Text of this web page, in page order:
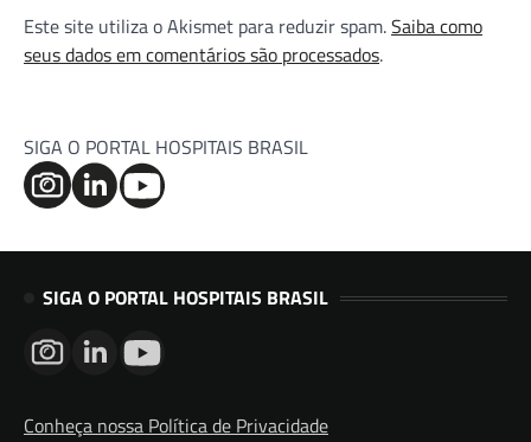
Este site utiliza o Akismet para reduzir spam.Saiba como
seus dados em comentários são processados.
SIGA O PORTAL HOSPITAIS BRASIL
SIGA O PORTAL HOSPITAIS BRASIL
Conheça nossa Política de Privacidade